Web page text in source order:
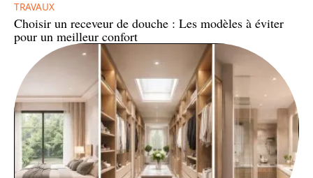
TRAVAUX
Choisir un receveur de douche : Les modèles à éviter
pour un meilleur confort